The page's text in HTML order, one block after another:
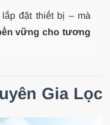
đặt thiết bị – mà
vững cho tương
Gia Lọc